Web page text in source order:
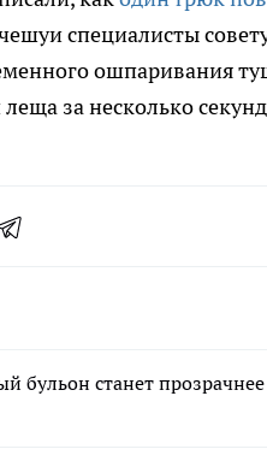
специалисты
ошпаривания
за несколько
бульон станет